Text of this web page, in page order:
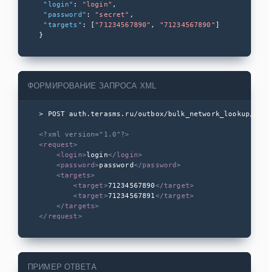
Черный список
Проверка
баланса
Определение
по номеру
USSD сервис
ИНТЕГРАЦИИ
Mindbox
"login" : "login" ,
"password" : "secret" ,
"targets" : [ "71234567890" , "71234567890"
}
ФОРМИРОВАНИЕ ЗАПРОСА XML
> POST auth.terasms.ru/outbox/bulk_network_lookup/xml
<?xml version="1.0"?>
< request>
<login>login</login>
<password>password</password>
<targets>
<target>71234567890</target>
<target>71234567891 </target>
</targets>
</ request>
ПРИМЕР ОТВЕТА